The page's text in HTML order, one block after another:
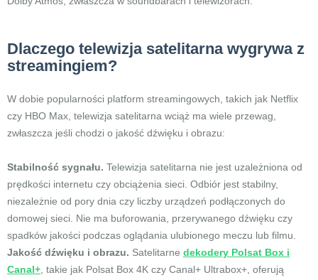
Dlaczego telewizja satelitarna wygrywa z
streamingiem?
W dobie popularności platform streamingowych, takich jak Netflix
czy HBO Max, telewizja satelitarna wciąż ma wiele przewag,
zwłaszcza jeśli chodzi o jakość dźwięku i obrazu:
Stabilność sygnału. Telewizja satelitarna nie jest uzależniona od
prędkości internetu czy obciążenia sieci. Odbiór jest stabilny,
niezależnie od pory dnia czy liczby urządzeń podłączonych do
domowej sieci. Nie ma buforowania, przerywanego dźwięku czy
spadków jakości podczas oglądania ulubionego meczu lub filmu.
Jakość dźwięku i obrazu. Satelitarne dekodery Polsat Box i
Canal+ , takie jak Polsat Box 4K czy Canal+ Ultrabox+, oferują